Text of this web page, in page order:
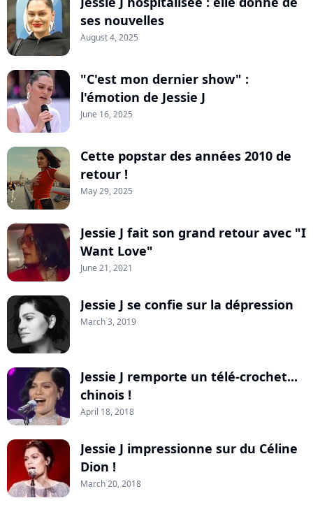
ses nouvelles
August 4, 2025
"C'est mon dernier show" :
l'émotion de Jessie J
June 16, 2025
Cette popstar des années 2010 de
retour !
May 29, 2025
Jessie J fait son grand retour avec "I
Want Love"
June 21, 2021
Jessie J se confie sur la dépression
March 3, 2019
Jessie J remporte un télé-crochet...
chinois !
April 18, 2018
Jessie J impressionne sur du Céline
Dion !
March 20, 2018